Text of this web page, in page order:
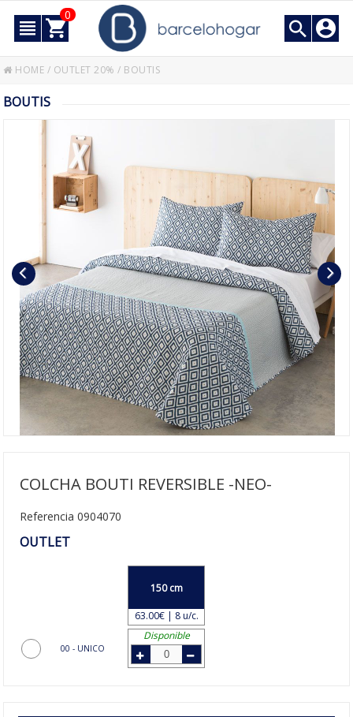
0
HOME / OUTLET 20% / BOUTIS
BOUTIS
COLCHA BOUTI REVERSIBLE -NEO-
Referencia 0904070
OUTLET
00 - UNICO
150 cm
63.00€ | 8 u/c.
Disponible